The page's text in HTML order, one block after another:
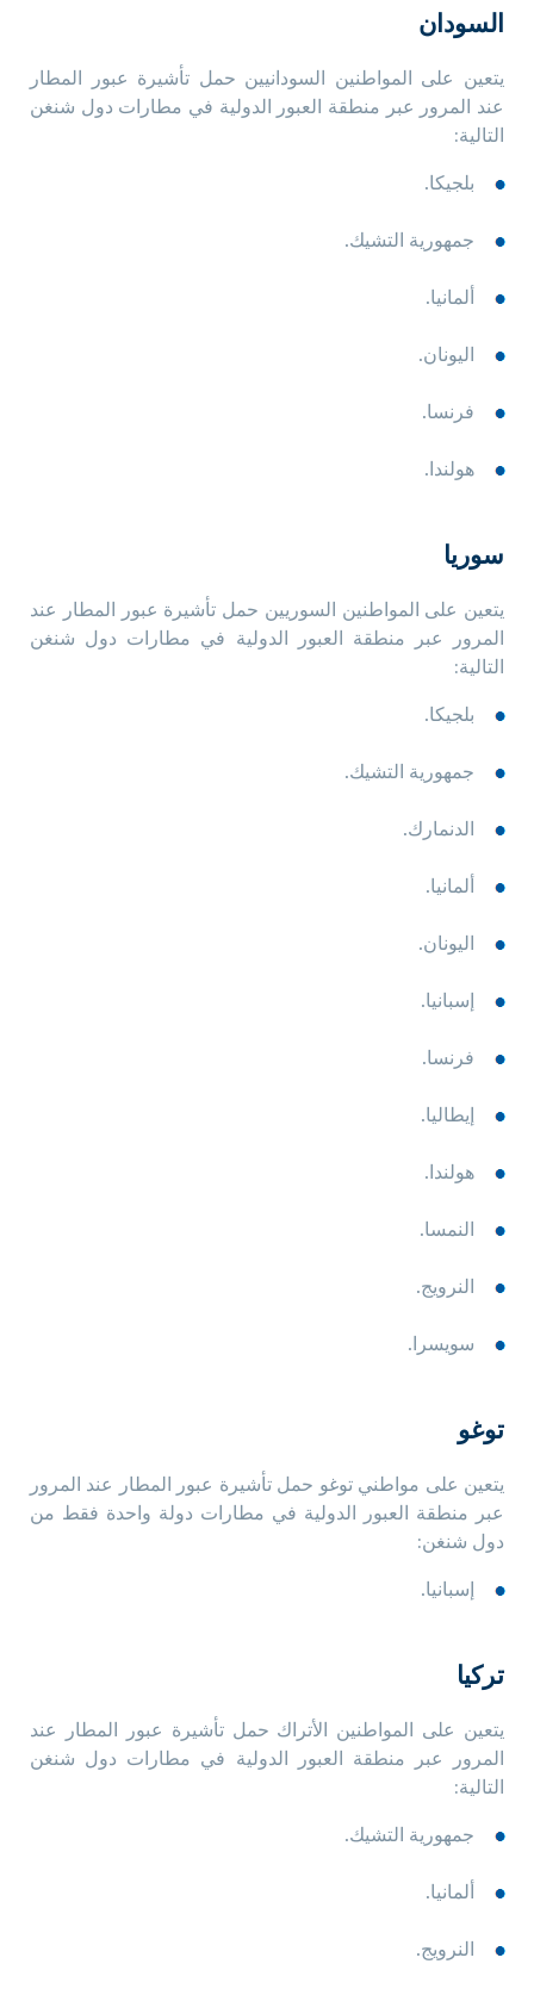
السودان
يتعين على المواطنين السودانيين حمل تأشيرة عبور المطار
عند المرور عبر منطقة العبور الدولية في مطارات دول شنغن
التالية:
بلجيكا.
جمهورية التشيك.
ألمانيا.
اليونان.
فرنسا.
هولندا.
سوريا
يتعين على المواطنين السوريين حمل تأشيرة عبور المطار عند
المرور عبر منطقة العبور الدولية في مطارات دول شنغن
التالية:
بلجيكا.
جمهورية التشيك.
الدنمارك.
ألمانيا.
اليونان.
إسبانيا.
فرنسا.
إيطاليا.
هولندا.
النمسا.
النرويج.
سويسرا.
توغو
يتعين على مواطني توغو حمل تأشيرة عبور المطار عند المرور
عبر منطقة العبور الدولية في مطارات دولة واحدة فقط من
دول شنغن:
إسبانيا.
تركيا
يتعين على المواطنين الأتراك حمل تأشيرة عبور المطار عند
المرور عبر منطقة العبور الدولية في مطارات دول شنغن
التالية:
جمهورية التشيك.
ألمانيا.
النرويج.